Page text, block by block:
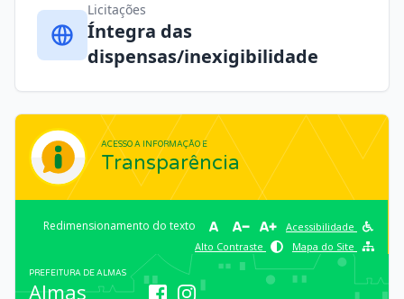
Licitações
Íntegra das
dispensas/inexigibilidade